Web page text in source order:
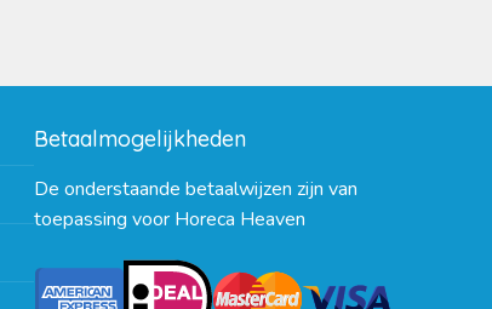
Betaalmogelijkheden
De onderstaande betaalwijzen zijn van
toepassing voor Horeca Heaven